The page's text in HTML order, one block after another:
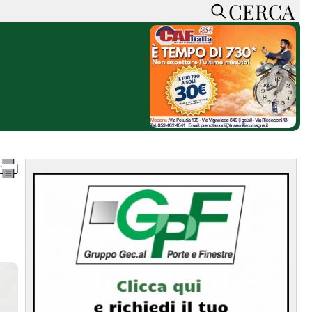
CERCA
ACCEDI o REGISTRATI
CONTATTI
SOSTIENI LA PRESSA
CONOSCI LA PRESSA
COOKIE POLICY
PRIVACY POLICY
FEED RSS
MAPPA DEL SITO
NORMATIVE
DEONTOLOGICHE
CERCA